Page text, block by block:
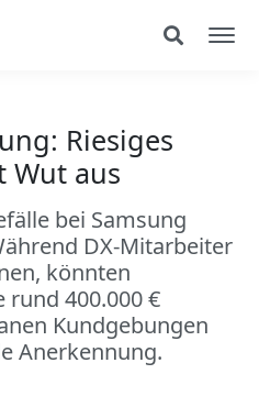
Riesiges
Wut aus
bei Samsung
DX-Mitarbeiter
könnten
400.000 €
Kundgebungen
Anerkennung.